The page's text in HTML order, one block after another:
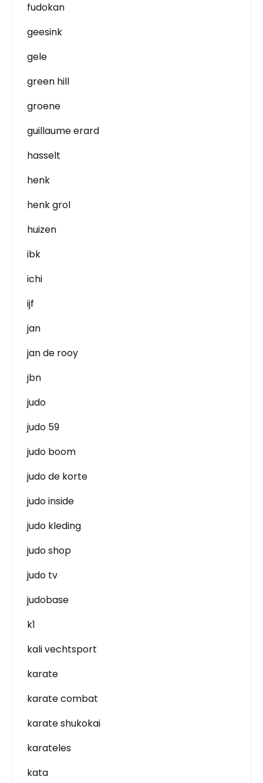
fudokan
geesink
gele
green hill
groene
guillaume erard
hasselt
henk
henk grol
huizen
ibk
ichi
ijf
jan
jan de rooy
jbn
judo
judo 59
judo boom
judo de korte
judo inside
judo kleding
judo shop
judo tv
judobase
k1
kali vechtsport
karate
karate combat
karate shukokai
karateles
kata